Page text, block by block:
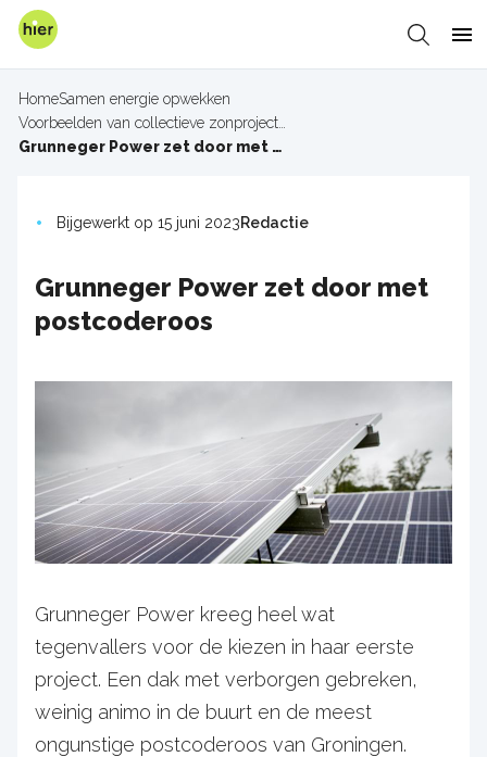
Overslaan
gaan
Zoeken
Kruimelpad
HomeSamen energie opwekken
Voorbeelden van collectieve zonprojecten
Grunneger Power zet door met postcoderoos
Bijgewerkt op 15 juni 2023Redactie
Grunneger Power zet door met
postcoderoos
Grunneger Power kreeg heel wat
tegenvallers voor de kiezen in haar eerste
project. Een dak met verborgen gebreken,
weinig animo in de buurt en de meest
ongunstige postcoderoos van Groningen.